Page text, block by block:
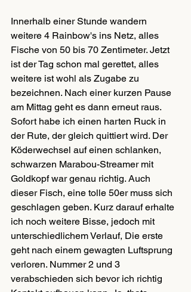
Innerhalb einer Stunde wandern
weitere 4 Rainbow's ins Netz, alles
Fische von 50 bis 70 Zentimeter. Jetzt
ist der Tag schon mal gerettet, alles
weitere ist wohl als Zugabe zu
bezeichnen. Nach einer kurzen Pause
am Mittag geht es dann erneut raus.
Sofort habe ich einen harten Ruck in
der Rute, der gleich quittiert wird. Der
Köderwechsel auf einen schlanken,
schwarzen Marabou-Streamer mit
Goldkopf war genau richtig. Auch
dieser Fisch, eine tolle 50er muss sich
geschlagen geben. Kurz darauf erhalte
ich noch weitere Bisse, jedoch mit
unterschiedlichem Verlauf, Die erste
geht nach einem gewagten Luftsprung
verloren. Nummer 2 und 3
verabschieden sich bevor ich richtig